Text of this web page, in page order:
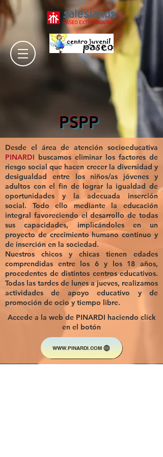
PSPP
Desde el área de atención socioeducativa
PINARDI buscamos eliminar los factores de
riesgo social que hacen crecer la diversidad y
desigualdad entre los niños/as jóvenes y
adultos con el fin de lograr la igualdad de
oportunidades y la adecuada inserción
social. Todo ello mediante la educación
integral favoreciendo el desarrollo de todas
sus capacidades, implicándoles en un
proyecto de crecimiento humano continuo y
de inserción en la sociedad.
Nuestros chicos y chicas tienen edades
comprendidas entre los 6 y los 18 años,
procedentes de distintos centros educativos.
Todas las tardes de lunes a jueves, realizamos
actividades de apoyo educativo y de
promoción de ocio y tiempo libre.
Accede a la web de PINARDI haciendo click
en el botón
WWW.PINARDI.COM